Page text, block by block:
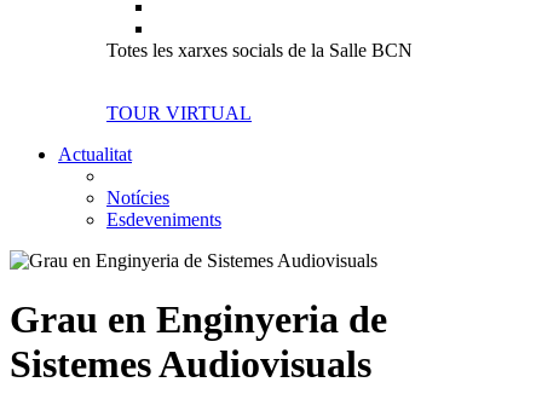
Totes les xarxes socials de la Salle BCN
TOUR VIRTUAL
Actualitat
Notícies
Esdeveniments
Grau en Enginyeria de
Sistemes Audiovisuals